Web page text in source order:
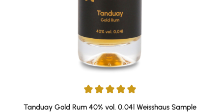
Durchschnittliche Bewertung von 5 von 5 Sternen
Tanduay Gold Rum 40% vol. 0,04l Weisshaus Sample